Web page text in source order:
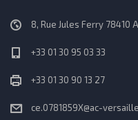
8, Rue Jules Ferry 78410
+33 01 30 95 03 33
+33 01 30 90 13 27
ce.0781859X@ac-